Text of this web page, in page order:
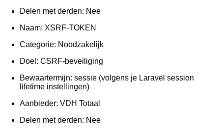
Delen met derden: Nee
Naam: XSRF-TOKEN
Categorie: Noodzakelijk
Doel: CSRF-beveiliging
Bewaartermijn: sessie (volgens je Laravel session
lifetime instellingen)
Aanbieder: VDH Totaal
Delen met derden: Nee